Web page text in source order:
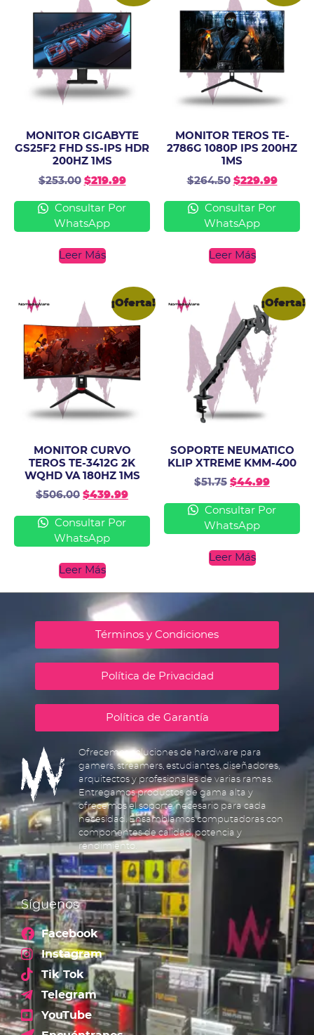
MONITOR GIGABYTE
GS25F2 FHD SS-IPS HDR
200HZ 1MS
$253.00 $219.99
Consultar Por
WhatsApp
Leer Más
MONITOR TEROS TE-
2786G 1080P IPS 200HZ
1MS
$264.50 $229.99
Consultar Por
WhatsApp
Leer Más
¡Oferta!
MONITOR CURVO
TEROS TE-3412G 2K
WQHD VA 180HZ 1MS
$506.00 $439.99
Consultar Por
WhatsApp
Leer Más
¡Oferta!
SOPORTE NEUMATICO
KLIP XTREME KMM-400
$51.75 $44.99
Consultar Por
WhatsApp
Leer Más
Términos y Condiciones
Política de Privacidad
Política de Garantía
Ofrecemos soluciones de hardware para
gamers, streamers, estudiantes, diseñadores,
arquitectos y profesionales de varias ramas.
Entregamos productos de gama alta y
ofrecemos el soporte necesario para cada
necesidad. Ensamblamos computadoras con
componentes de calidad, potencia y
rendimiento.
Síguenos
Facebook
Instagram
Tik Tok
Telegram
YouTube